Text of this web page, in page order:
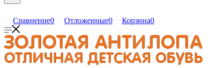
Сравнение0 Отложенные0 Корзина0